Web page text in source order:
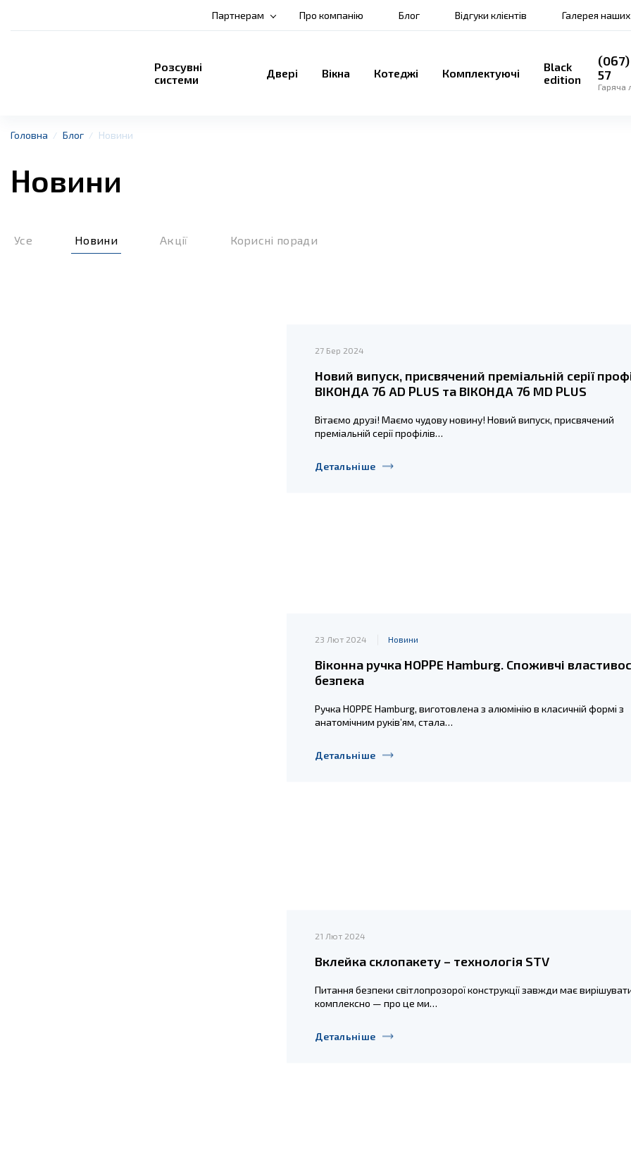
Партнерам Про компанію Блог Відгуки клієнтів Галерея наших
Розсувні
системи
Двері Вікна Котеджі Комплектуючі
Black
edition
57
Гаряча
Головна Блог Новини
Новини
Усе Новини Акції Корисні поради
27 Бер 2024
Новий випуск, присвячений преміальній серії
ВІКОНДА 76 AD PLUS та ВІКОНДА 76 MD PLUS
Вітаємо друзі! Маємо чудову новину! Новий випуск, присвячений
преміальній серії профілів…
Детальніше
23 Лют 2024 Новини
Віконна ручка HOPPE Hamburg. Споживчі
безпека
Ручка HOPPE Hamburg, виготовлена з алюмінію в класичній формі з
анатомічним руків’ям, стала…
Детальніше
21 Лют 2024
Вклейка склопакету – технологія STV
Питання безпеки світлопрозорої конструкції завжди має
комплексно — про це ми…
Детальніше